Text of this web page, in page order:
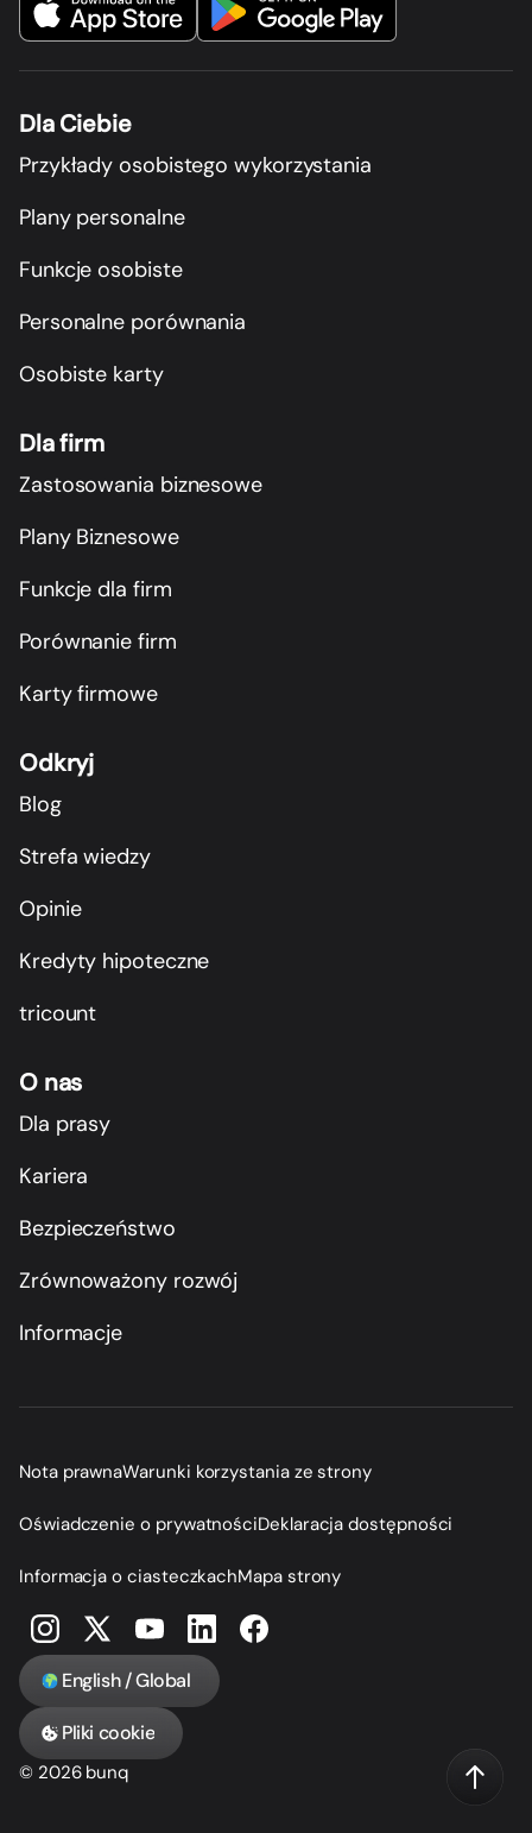
Dla Ciebie
Przykłady osobistego wykorzystania
Plany personalne
Funkcje osobiste
Personalne porównania
Osobiste karty
Dla firm
Zastosowania biznesowe
Plany Biznesowe
Funkcje dla firm
Porównanie firm
Karty firmowe
Odkryj
Blog
Strefa wiedzy
Opinie
Kredyty hipoteczne
tricount
O nas
Dla prasy
Kariera
Bezpieczeństwo
Zrównoważony rozwój
Informacje
Nota prawnaWarunki korzystania ze strony
Oświadczenie o prywatnościDeklaracja dostępności
Informacja o ciasteczkachMapa strony
English / Global
Pliki cookie
© 2026 bunq